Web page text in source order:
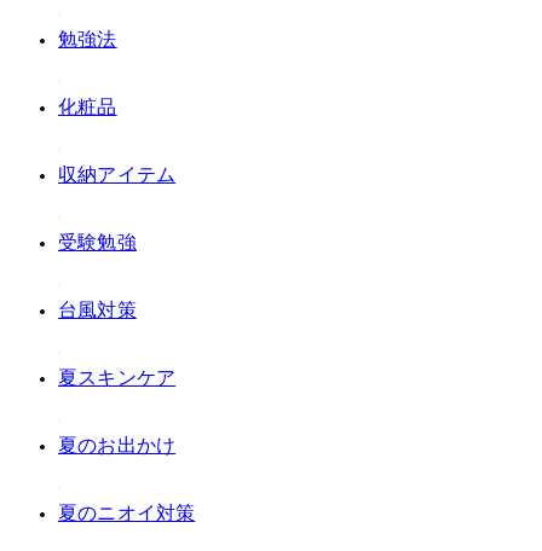
#勉強法
#化粧品
#収納アイテム
#受験勉強
#台風対策
#夏スキンケア
#夏のお出かけ
#夏のニオイ対策